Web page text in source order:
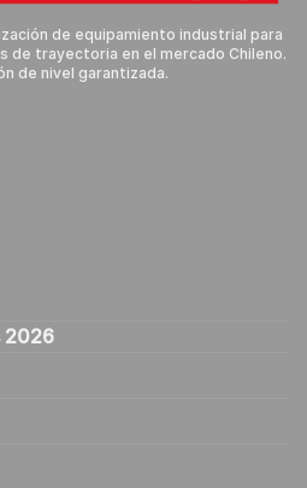
de equipamiento industrial para
de trayectoria en el mercado Chileno.
de nivel garantizada.
2026